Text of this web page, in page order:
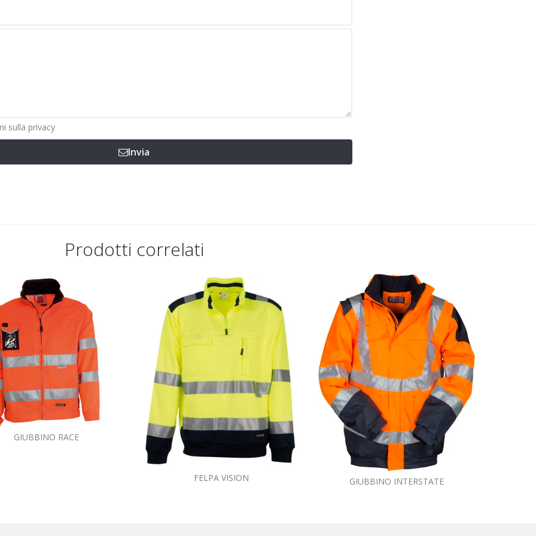
sulla privacy
Invia
Prodotti correlati
GIUBBINO RACE
FELPA VISION GIUBBINO INTERSTATE